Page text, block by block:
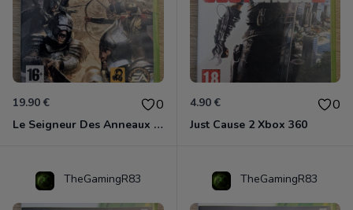
19.90 € 0
Le Seigneur Des Anneaux - L'âge Des Conquêtes Xbox 360
4.90 € 0
Just Cause 2 Xbox 360
TheGamingR83 TheGamingR83